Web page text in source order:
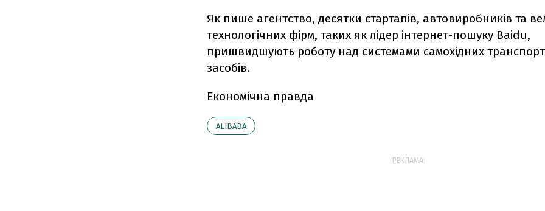
Як пише агентство, десятки стартапів, автовиробників та
технологічних фірм, таких як лідер інтернет-пошуку Baidu,
пришвидшують роботу над системами самохідних
засобів.
Економічна правда
ALIBABA
РЕКЛАМА: